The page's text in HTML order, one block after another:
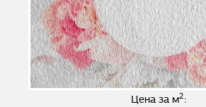
Цена за м2: